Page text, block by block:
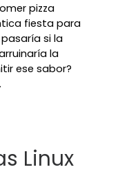
pizza
fiesta para
si la
la
ese sabor?
Linux